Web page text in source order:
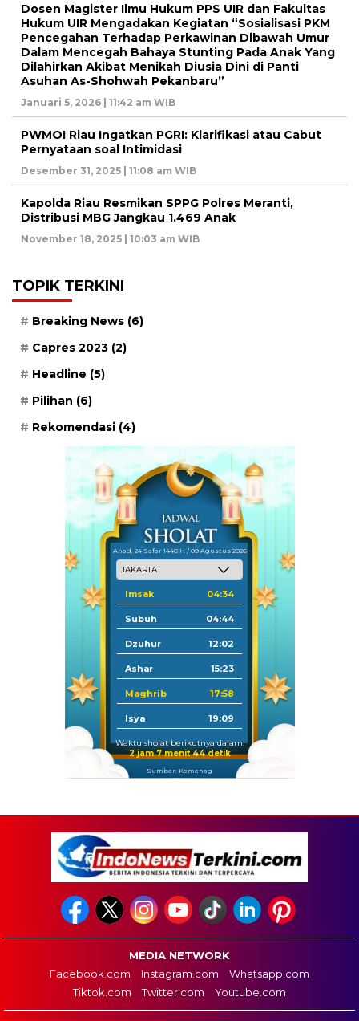
Dosen Magister Ilmu Hukum PPS UIR dan Fakultas
Hukum UIR Mengadakan Kegiatan “Sosialisasi PKM
Pencegahan Terhadap Perkawinan Dibawah Umur
Dalam Mencegah Bahaya Stunting Pada Anak Yang
Dilahirkan Akibat Menikah Diusia Dini di Panti
Asuhan As-Shohwah Pekanbaru”
Januari 5, 2026 | 11:42 am WIB
PWMOI Riau Ingatkan PGRI: Klarifikasi atau Cabut
Pernyataan soal Intimidasi
Desember 31, 2025 | 11:08 am WIB
Kapolda Riau Resmikan SPPG Polres Meranti,
Distribusi MBG Jangkau 1.469 Anak
November 18, 2025 | 10:03 am WIB
TOPIK TERKINI
Breaking News (6)
Capres 2023 (2)
Headline (5)
Pilihan (6)
Rekomendasi (4)
Ahad, 24 Safar 1448 H / 09 Agustus 2026
Imsak 04:34
Subuh 04:44
Dzuhur 12:02
Ashar 15:23
Maghrib 17:58
Isya 19:09
Waktu sholat berikutnya dalam:
2 jam 7 menit 43 detik
Sumber: Kemenag
MEDIA NETWORK
Facebook.com
Instagram.com
Whatsapp.com
Tiktok.com
Twitter.com Youtube.com